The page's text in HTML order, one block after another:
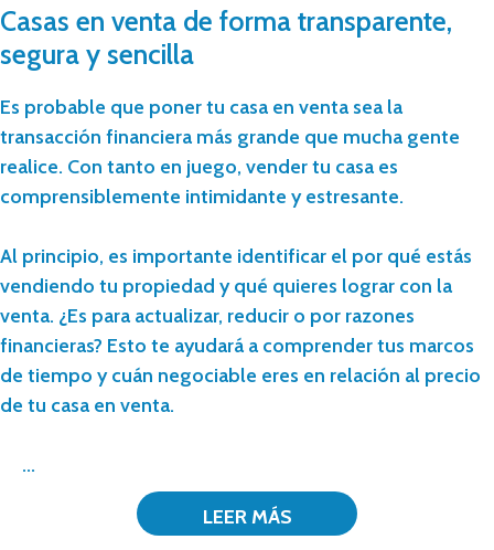
Casas en venta de forma transparente,
segura y sencilla
Es probable que poner tu casa en venta sea la
transacción financiera más grande que mucha gente
realice. Con tanto en juego, vender tu casa es
comprensiblemente intimidante y estresante.
Al principio, es importante identificar el por qué estás
vendiendo tu propiedad y qué quieres lograr con la
venta. ¿Es para actualizar, reducir o por razones
financieras? Esto te ayudará a comprender tus marcos
de tiempo y cuán negociable eres en relación al precio
de tu casa en venta.
...
LEER MÁS